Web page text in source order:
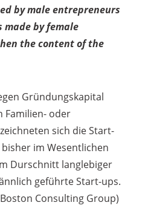
by male entrepreneurs
by female
the content of the
Gründungskapital
Familien- oder
sich die Start-
im Wesentlichen
Durschnitt langlebiger
geführte Start-ups.
Consulting Group)